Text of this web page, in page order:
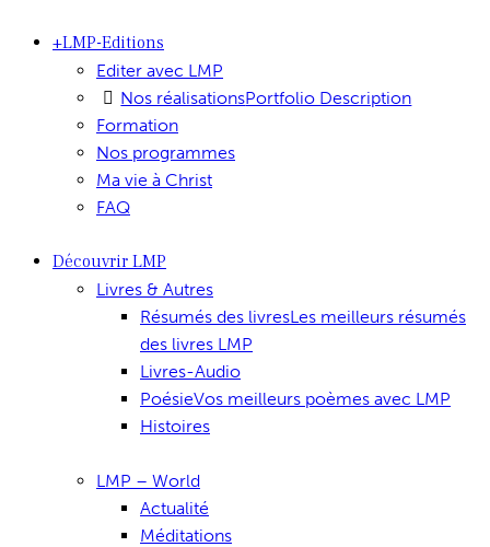
+LMP-Editions
Editer avec LMP
Nos réalisationsPortfolio Description
Formation
Nos programmes
Ma vie à Christ
FAQ
Découvrir LMP
Livres & Autres
Résumés des livresLes meilleurs résumés
des livres LMP
Livres-Audio
PoésieVos meilleurs poèmes avec LMP
Histoires
LMP – World
Actualité
Méditations